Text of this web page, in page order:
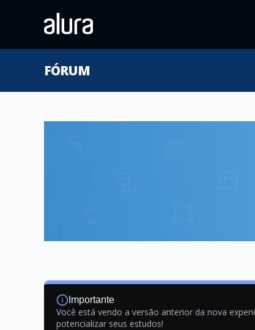
FÓRUM
Importante
Você está vendo a versão anterior da nova
potencializar seus estudos!